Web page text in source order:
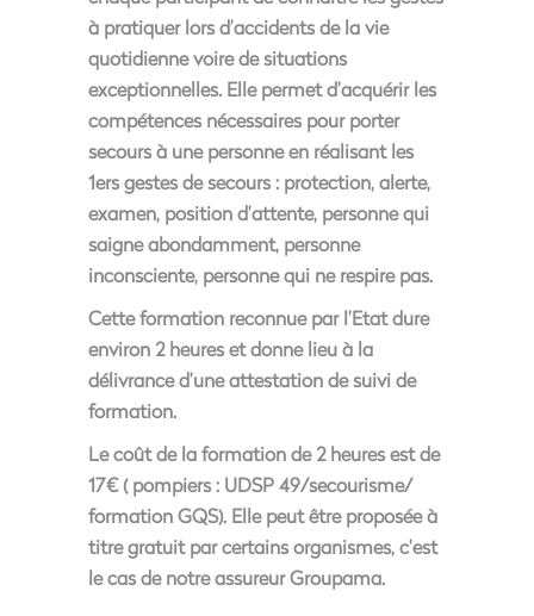
à pratiquer lors d’accidents de la vie
quotidienne voire de situations
exceptionnelles. Elle permet d’acquérir les
compétences nécessaires pour porter
secours à une personne en réalisant les
1ers gestes de secours : protection, alerte,
examen, position d’attente, personne qui
saigne abondamment, personne
inconsciente, personne qui ne respire pas.
Cette formation reconnue par l’Etat dure
environ 2 heures et donne lieu à la
délivrance d’une attestation de suivi de
formation.
Le coût de la formation de 2 heures est de
17€( pompiers : UDSP 49/secourisme/
formation GQS). Elle peut être proposée à
titre gratuit par certains organismes, c’est
le cas de notre assureur Groupama.